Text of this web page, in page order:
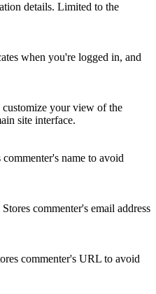
details. Limited to the
when you're logged in, and
customize your view of the
site interface.
commenter's name to avoid
Stores commenter's email address
commenter's URL to avoid